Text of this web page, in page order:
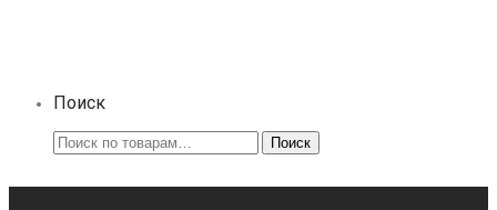
Поиск
Искать: Поиск